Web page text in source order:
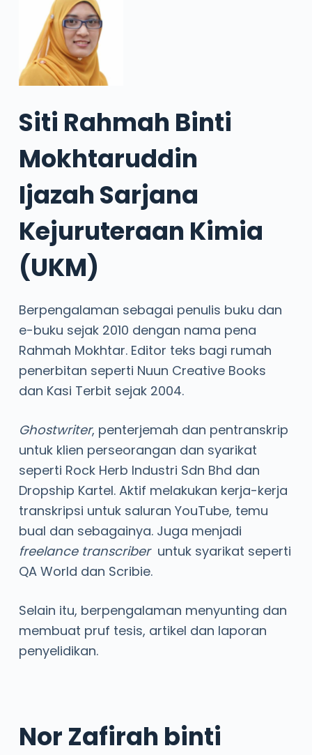
Siti Rahmah Binti
Mokhtaruddin
Ijazah Sarjana
Kejuruteraan Kimia
(UKM)
Berpengalaman sebagai penulis buku dan
e-buku sejak 2010 dengan nama pena
Rahmah Mokhtar. Editor teks bagi rumah
penerbitan seperti Nuun Creative Books
dan Kasi Terbit sejak 2004.
Ghostwriter, penterjemah dan pentranskrip
untuk klien perseorangan dan syarikat
seperti Rock Herb Industri Sdn Bhd dan
Dropship Kartel. Aktif melakukan kerja-kerja
transkripsi untuk saluran YouTube, temu
bual dan sebagainya. Juga menjadi
freelance transcriber untuk syarikat seperti
QA World dan Scribie.
Selain itu, berpengalaman menyunting dan
membuat pruf tesis, artikel dan laporan
penyelidikan.
Nor Zafirah binti